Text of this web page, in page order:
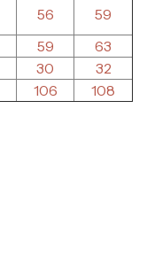
56
59
59
63
30
32
106 108